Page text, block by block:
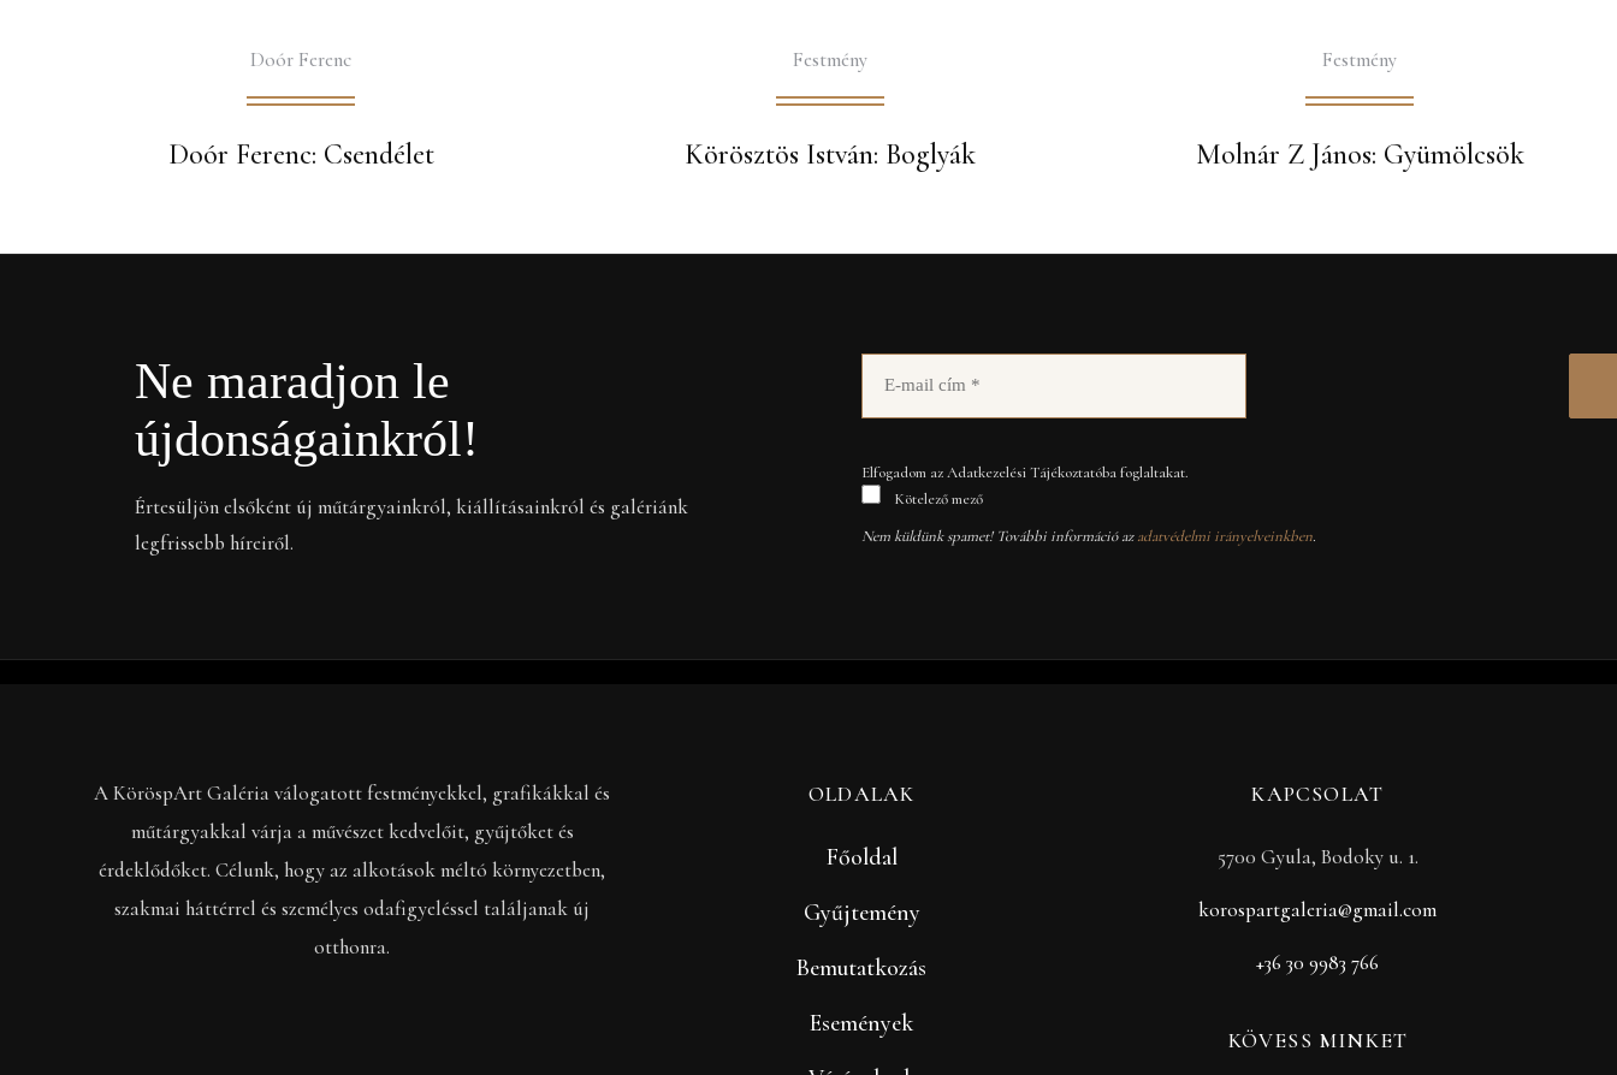
Doór Ferenc
Doór Ferenc: Csendélet
Festmény
Körösztös István: Boglyák
Festmény
Molnár Z János: Gyümölcsök
Ne maradjon le
újdonságainkról!
Értesüljön elsőként új műtárgyainkról, kiállításainkról és galériánk
legfrissebb híreiről.
Elfogadom az Adatkezelési Tájékoztatóba foglaltakat.
Kötelező mező
Nem küldünk spamet! További információ azadatvédelmi irányelveinkben.
A KöröspArt Galéria válogatott festményekkel, grafikákkal és
műtárgyakkal várja a művészet kedvelőit, gyűjtőket és
érdeklődőket. Célunk, hogy az alkotások méltó környezetben,
szakmai háttérrel és személyes odafigyeléssel találjanak új
otthonra.
OLDALAK
Főoldal
Gyűjtemény
Bemutatkozás
Események
KAPCSOLAT
5700 Gyula, Bodoky u. 1.
korospartgaleria@gmail.com
+36 30 9983 766
KÖVESS MINKET